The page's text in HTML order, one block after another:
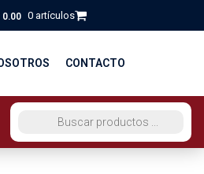
0.00 0 artículos
CONTACTO
BÚSQUEDA DE PRODUCTOS